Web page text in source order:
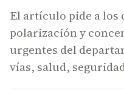
El artículo pide a los
polarización y
urgentes del
vías, salud,